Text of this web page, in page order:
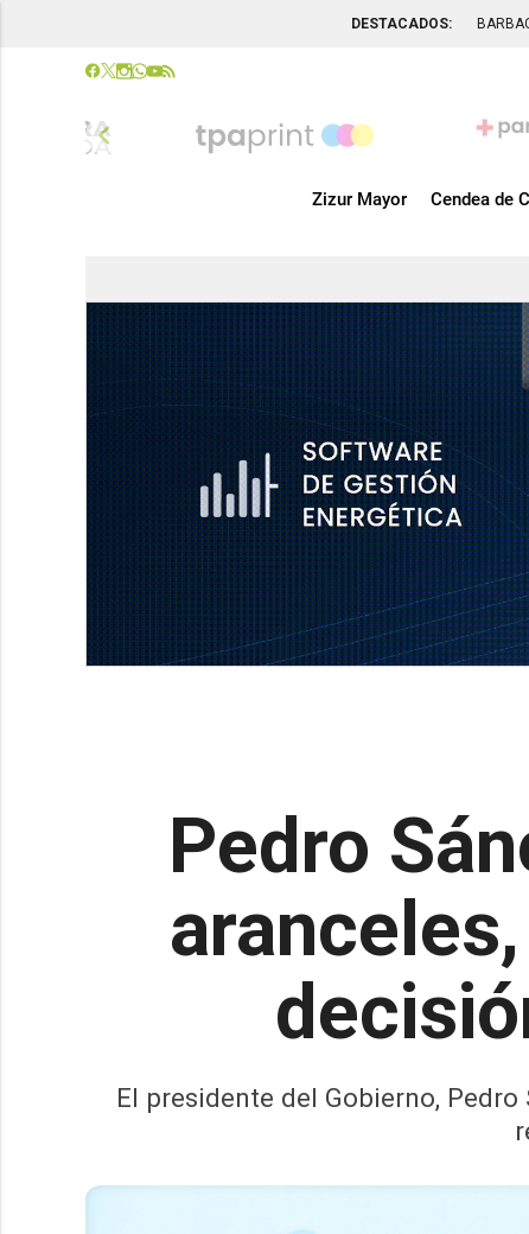
DESTACADOS:
chevron_left
Zizur Mayor Cendea de
Pedro
El presidente del Gobierno,